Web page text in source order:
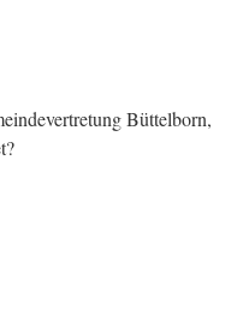
Büttelborn,